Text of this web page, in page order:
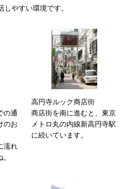
やすい環境です。
の通
のお
濡れ
高円寺ルック商店街
商店街を南に進むと、東京
メトロ丸の内線新高円寺駅
に続いています。